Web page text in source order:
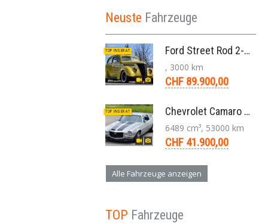
Neuste Fahrzeuge
TOP INSERAT Ford Street Rod 2-Door V8 Aut. 1937
, 3000 km
CHF 89.900,00
TOP INSERAT Chevrolet Camaro SS 396 LS3 Coupe Aut. 1971
6489 cm³, 53000 km
CHF 41.900,00
Alle Fahrzeuge anzeigen
TOP Fahrzeuge